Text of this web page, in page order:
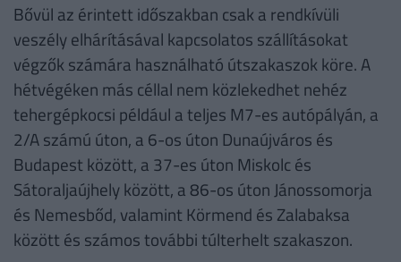
Bővül az érintett időszakban csak a rendkívüli
veszély elhárításával kapcsolatos szállításokat
végzők számára használható útszakaszok köre. A
hétvégéken más céllal nem közlekedhet nehéz
tehergépkocsi például a teljes M7-es autópályán, a
2/A számú úton, a 6-os úton Dunaújváros és
Budapest között, a 37-es úton Miskolc és
Sátoraljaújhely között, a 86-os úton Jánossomorja
és Nemesbőd, valamint Körmend és Zalabaksa
között és számos további túlterhelt szakaszon.